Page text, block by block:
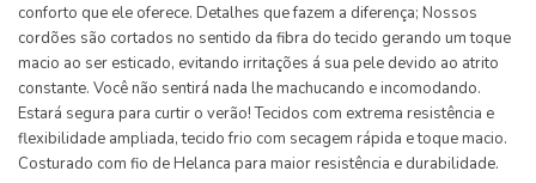
conforto que ele oferece. Detalhes que fazem a diferença; Nossos
cordões são cortados no sentido da fibra do tecido gerando um toque
macio ao ser esticado, evitando irritações á sua pele devido ao atrito
constante. Você não sentirá nada lhe machucando e incomodando.
Estará segura para curtir o verão! Tecidos com extrema resistência e
flexibilidade ampliada, tecido frio com secagem rápida e toque macio.
Costurado com fio de Helanca para maior resistência e durabilidade.